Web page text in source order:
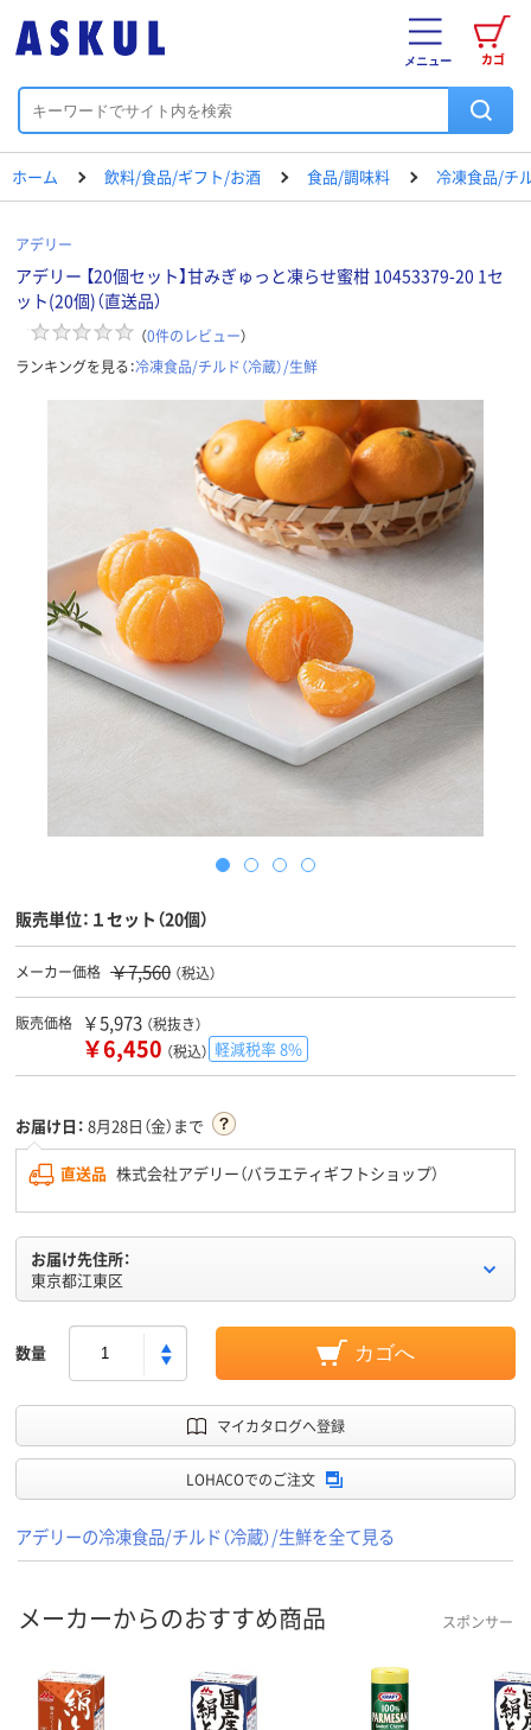
カゴ
メニュー
ホーム 飲料/食品/ギフト/お酒 食品/調味料 冷凍食品/チ
アデリー
アデリー 【20個セット】甘みぎゅっと凍らせ蜜柑 10453379-20 1セ
ット(20個)（直送品）
（0件のレビュー）
ランキングを見る：冷凍食品/チルド（冷蔵）/生鮮
販売単位：１セット（20個）
メーカー価格 ￥7,560 （税込）
販売価格 ￥5,973 （税抜き）
￥6,450 （税込） 軽減税率 8%
お届け日： 8月28日（金）まで
直送品 株式会社アデリー（バラエティギフトショップ）
お届け先住所：
東京都江東区
数量 カゴへ
マイカタログへ登録
LOHACOでのご注文
アデリーの冷凍食品/チルド（冷蔵）/生鮮を全て見る
メーカーからのおすすめ商品 スポンサー